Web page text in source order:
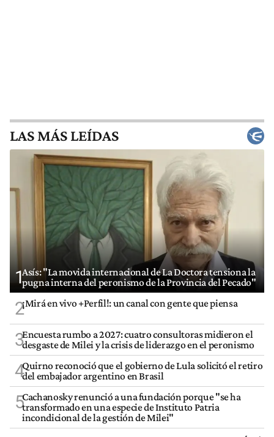
LAS MÁS LEÍDAS
1Asís: "La movida internacional de La Doctora tensiona la
pugna interna del peronismo de la Provincia del Pecado"
2¡Mirá en vivo +Perfil!: un canal con gente que piensa
3Encuesta rumbo a 2027: cuatro consultoras midieron el
desgaste de Milei y la crisis de liderazgo en el peronismo
4Quirno reconoció que el gobierno de Lula solicitó el retiro
del embajador argentino en Brasil
5Cachanosky renunció a una fundación porque "se ha
transformado en una especie de Instituto Patria
incondicional de la gestión de Milei"